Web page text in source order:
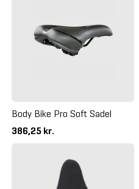
Body Bike Pro Soft Sadel
386,25 kr.